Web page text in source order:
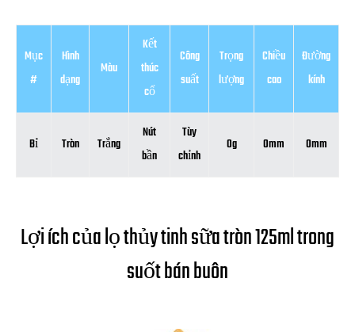
Mục
#
Hình
dạng
Màu
Kết
thúc
cổ
Công
suất
Trọng
lượng
Chiều
cao
Đường
kính
Bỉ Tròn Trắng
Nút
bần
Tùy
chỉnh
0g 0mm 0mm
Lợi ích của lọ thủy tinh sữa tròn 125ml trong
suốt bán buôn